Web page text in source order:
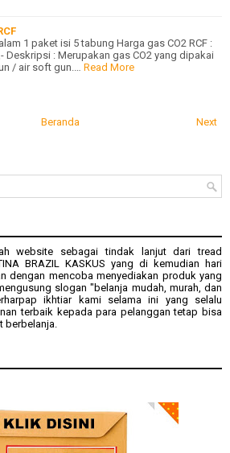
1 paket isi 5 tabung Harga gas CO2 RCF :
Deskripsi : Merupakan gas CO2 yang dipakai
/ air soft gun.…
Read More
Next
Beranda
website sebagai tindak lanjut dari tread
BRAZIL KASKUS yang di kemudian hari
dengan mencoba menyediakan produk yang
slogan "belanja mudah, murah, dan
ikhtiar kami selama ini yang selalu
terbaik kepada para pelanggan tetap bisa
berbelanja.